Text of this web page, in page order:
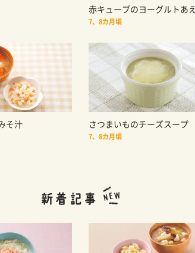
赤キューブのヨーグルトあえ
7、8カ月頃
そ汁 さつまいものチーズスープ
7、8カ月頃